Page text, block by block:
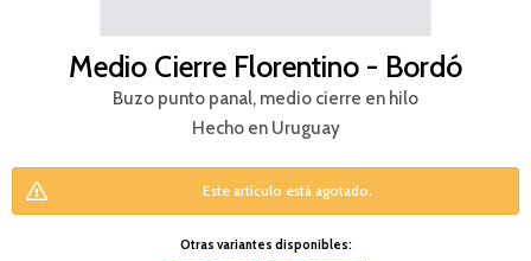
Medio Cierre Florentino - Bordó
Buzo punto panal, medio cierre en hilo
Hecho en Uruguay
Este artículo está agotado.
Otras variantes disponibles: